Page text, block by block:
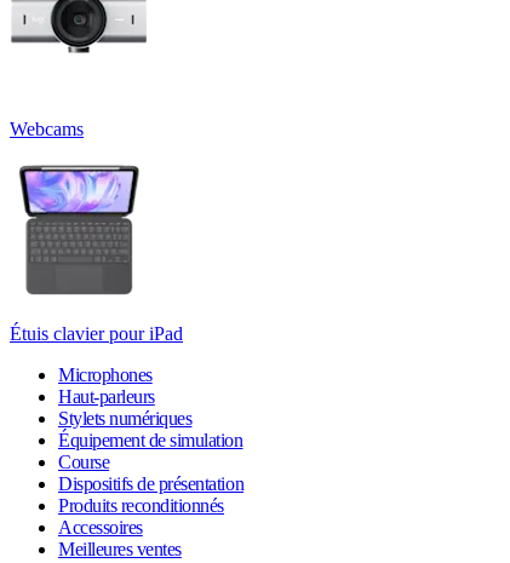
Webcams
Étuis clavier pour iPad
Microphones
Haut-parleurs
Stylets numériques
Équipement de simulation
Course
Dispositifs de présentation
Produits reconditionnés
Accessoires
Meilleures ventes